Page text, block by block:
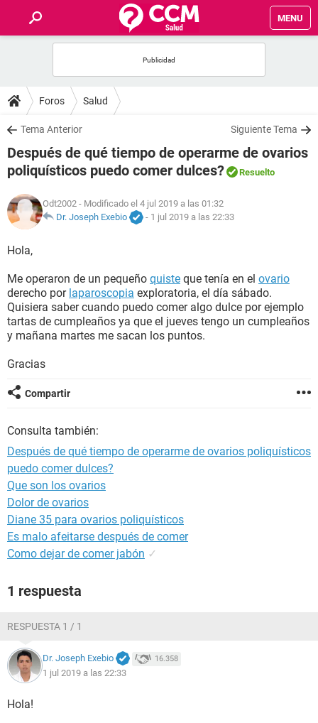
MENU
FOROS
SALUD
FAMILIA
NUTRICIÓN
SEXUALIDAD
GLOSARIO
Foros Salud
Tema Anterior Siguiente Tema
Después de qué tiempo de operarme de ovarios
poliquísticos puedo comer dulces?
Resuelto
Odt2002 - Modificado el 4 jul 2019 a las 01:32
Dr. Joseph Exebio
- 1 jul 2019 a las 22:33
Hola,
Me operaron de un pequeño quiste que tenía en el ovario
derecho por laparoscopia exploratoria, el día sábado.
Quisiera saber cuando puedo comer algo dulce por ejemplo
tartas de cumpleaños ya que el jueves tengo un cumpleaños
y mañana martes me sacan los puntos.
Gracias
Compartir
Consulta también:
Después de qué tiempo de operarme de ovarios poliquísticos
puedo comer dulces?
Que son los ovarios
Dolor de ovarios
Diane 35 para ovarios poliquísticos
Es malo afeitarse después de comer
Como dejar de comer jabón ✓
1 respuesta
RESPUESTA 1 / 1
Dr. Joseph Exebio 16.358
1 jul 2019 a las 22:33
Hola!